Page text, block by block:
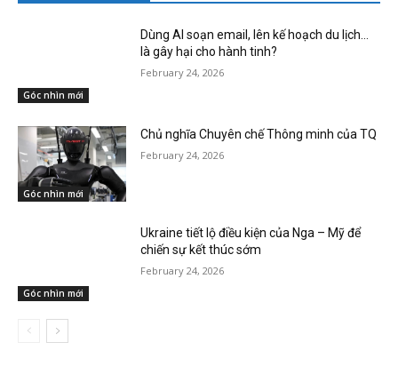
Góc nhìn mới
Dùng AI soạn email, lên kế hoạch du lịch…
là gây hại cho hành tinh?
February 24, 2026
Góc nhìn mới
Chủ nghĩa Chuyên chế Thông minh của TQ
February 24, 2026
Góc nhìn mới
Ukraine tiết lộ điều kiện của Nga – Mỹ để
chiến sự kết thúc sớm
February 24, 2026